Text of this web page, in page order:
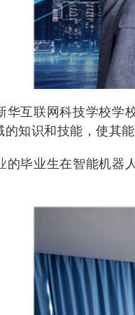
互联网科技学校学
知识和技能，使其
的毕业生在智能机器